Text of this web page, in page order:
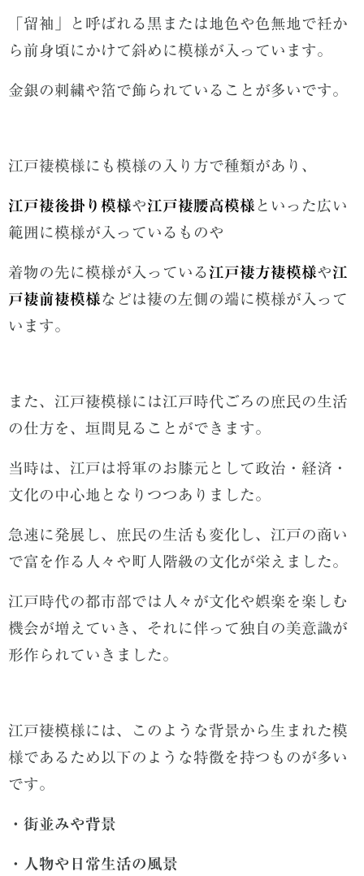
「留袖」と呼ばれる黒または地色や色無地で衽か
ら前身頃にかけて斜めに模様が入っています。
金銀の刺繍や箔で飾られていることが多いです。
江戸褄模様にも模様の入り方で種類があり、
江戸褄後掛り模様や江戸褄腰高模様 といった広い
範囲に模様が入っているものや
着物の先に模様が入っている 江戸褄方褄模様や江
戸褄前褄模様などは褄の左側の端に模様が入って
います。
また、江戸褄模様には江戸時代ごろの庶民の生活
の仕方を、垣間見ることができます。
当時は、江戸は将軍のお膝元として政治・経済・
文化の中心地となりつつありました。
急速に発展し、庶民の生活も変化し、江戸の商い
で富を作る人々や町人階級の文化が栄えました。
江戸時代の都市部では人々が文化や娯楽を楽しむ
機会が増えていき、それに伴って独自の美意識が
形作られていきました。
江戸褄模様には、このような背景から生まれた模
様であるため以下のような特徴を持つものが多い
です。
・街並みや背景
・人物や日常生活の風景